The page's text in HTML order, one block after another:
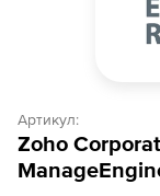
Артикул:
Zoho